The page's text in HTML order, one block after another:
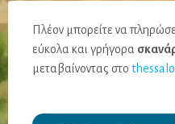
Πλέον μπορείτε να
εύκολα και γρήγορα
μεταβαίνοντας στο